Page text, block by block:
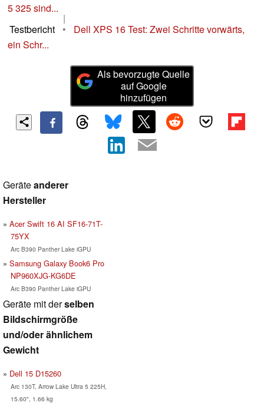
5 325 sind...
|
Testbericht
•
Dell XPS 16 Test: Zwei Schritte vorwärts,
ein Schr...
Als bevorzugte Quelle
auf Google
hinzufügen
Geräteanderer
Hersteller
Acer Swift 16 AI SF16-71T-
75YX
Arc B390 Panther Lake iGPU
Samsung Galaxy Book6 Pro
NP960XJG-KG6DE
Arc B390 Panther Lake iGPU
Geräte mit derselben
Bildschirmgröße
und/oder ähnlichem
Gewicht
Dell 15 D15260
Arc 130T, Arrow Lake Ultra 5 225H,
15.60", 1.66 kg